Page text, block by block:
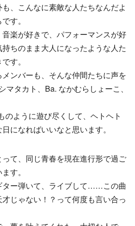
、こんなに素敵な人たちなんだよ
す。
楽が好きで、パフォーマンスが好
ちのまま大人になったような人た
す。
ンバーも、そんな仲間たちに声を
マタカト、Ba. なかむらしょーこ、
のように遊び尽くして、ヘトヘト
になればいいなと思います。
て、同じ青春を現在進行形で過ご
す。
ター弾いて、ライブして……この曲
じゃない！？って何度も言い合っ